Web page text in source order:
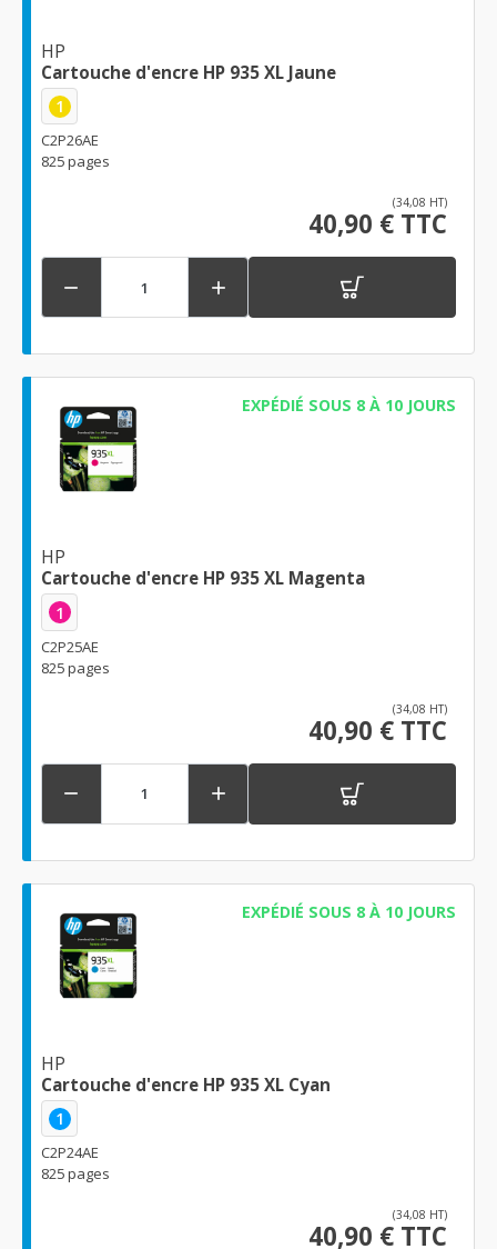
HP
Cartouche d'encre HP 935 XL Jaune
1
C2P26AE
825 pages
(34,08 HT)
40,90 € TTC
 
EXPÉDIÉ SOUS 8 À 10 JOURS
HP
Cartouche d'encre HP 935 XL Magenta
1
C2P25AE
825 pages
(34,08 HT)
40,90 € TTC
 
EXPÉDIÉ SOUS 8 À 10 JOURS
HP
Cartouche d'encre HP 935 XL Cyan
1
C2P24AE
825 pages
(34,08 HT)
40,90 € TTC